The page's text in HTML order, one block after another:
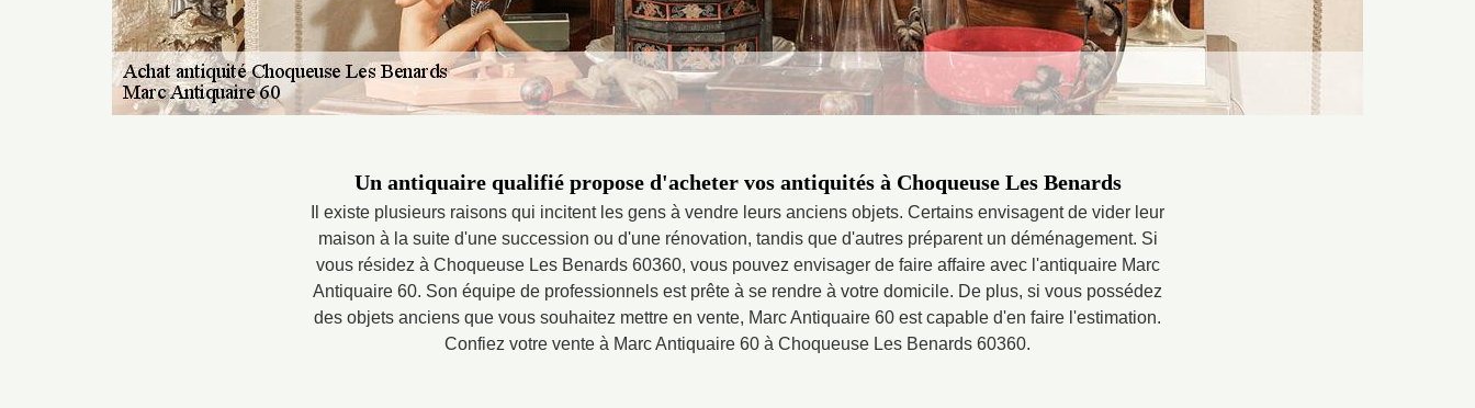
Un antiquaire qualifié propose d'acheter vos antiquités à Choqueuse Les Benards
Il existe plusieurs raisons qui incitent les gens à vendre leurs anciens objets. Certains envisagent de vider leur
maison à la suite d'une succession ou d'une rénovation, tandis que d'autres préparent un déménagement. Si
vous résidez à Choqueuse Les Benards 60360, vous pouvez envisager de faire affaire avec l'antiquaire Marc
Antiquaire 60. Son équipe de professionnels est prête à se rendre à votre domicile. De plus, si vous possédez
des objets anciens que vous souhaitez mettre en vente, Marc Antiquaire 60 est capable d'en faire l'estimation.
Confiez votre vente à Marc Antiquaire 60 à Choqueuse Les Benards 60360.